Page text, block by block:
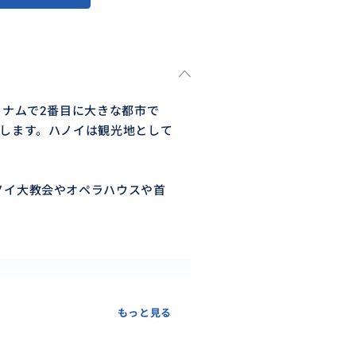
ムで2番目に大きな都市で
ます。ハノイは観光地として
大教会やオペラハウスや首
もっと見る